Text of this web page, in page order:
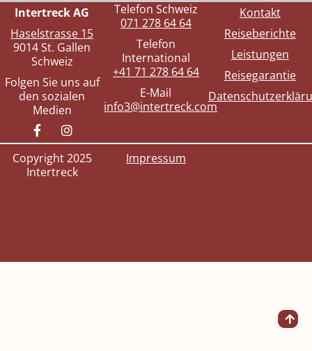
Intertreck AG
Haselstrasse 15
9014 St. Gallen
Schweiz
Folgen Sie uns auf
den sozialen
Medien
Telefon Schweiz
071 278 64 64
Telefon
International
+41 71 278 64 64
E-Mail
info3@intertreck.com
Kontakt
Reiseberichte
Leistungen
Reisegarantie
Copyright 2025
Intertreck
Impressum